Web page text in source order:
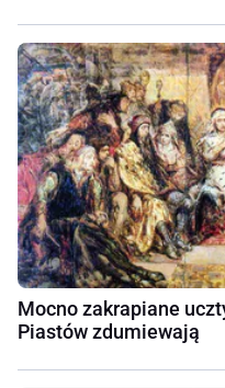
Mocno zakrapiane
Piastów zdumiewają